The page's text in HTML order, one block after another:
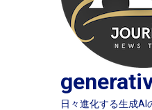
日々進化する生成AI